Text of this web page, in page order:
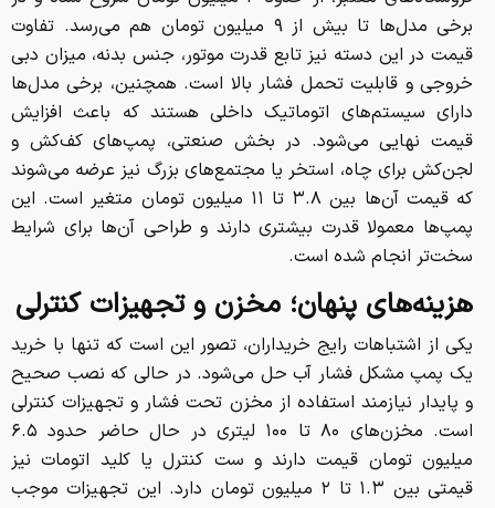
برخی مدل‌ها تا بیش از ۹ میلیون تومان هم می‌رسد. تفاوت
قیمت در این دسته نیز تابع قدرت موتور، جنس بدنه، میزان دبی
خروجی و قابلیت تحمل فشار بالا است. همچنین، برخی مدل‌ها
دارای سیستم‌های اتوماتیک داخلی هستند که باعث افزایش
قیمت نهایی می‌شود. در بخش صنعتی، پمپ‌های کف‌کش و
لجن‌کش برای چاه، استخر یا مجتمع‌های بزرگ نیز عرضه می‌شوند
که قیمت آن‌ها بین ۳.۸ تا ۱۱ میلیون تومان متغیر است. این
پمپ‌ها معمولا قدرت بیشتری دارند و طراحی آن‌ها برای شرایط
سخت‌تر انجام شده است.
هزینه‌های پنهان؛ مخزن و تجهیزات کنترلی
یکی از اشتباهات رایج خریداران، تصور این است که تنها با خرید
یک پمپ مشکل فشار آب حل می‌شود. در حالی که نصب صحیح
و پایدار نیازمند استفاده از مخزن تحت فشار و تجهیزات کنترلی
است. مخزن‌های ۸۰ تا ۱۰۰ لیتری در حال حاضر حدود ۶.۵
میلیون تومان قیمت دارند و ست کنترل یا کلید اتومات نیز
قیمتی بین ۱.۳ تا ۲ میلیون تومان دارد. این تجهیزات موجب